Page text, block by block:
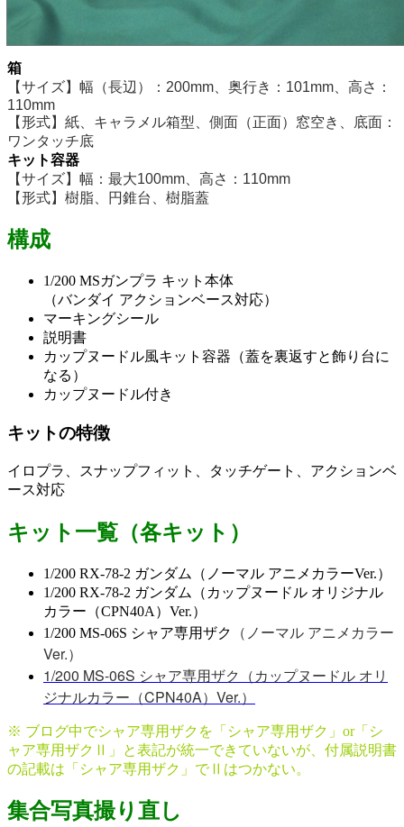
箱
【サイズ】幅（長辺）：200mm、奥行き：101mm、高さ：
110mm
【形式】紙、キャラメル箱型、側面（正面）窓空き、底面：
ワンタッチ底
キット容器
【サイズ】幅：最大100mm、高さ：110mm
【形式】樹脂、円錐台、樹脂蓋
構成
1/200 MSガンプラ キット本体
（バンダイ アクションベース対応）
マーキングシール
説明書
カップヌードル風キット容器（蓋を裏返すと飾り台に
なる）
カップヌードル付き
キットの特徴
イロプラ、スナップフィット、タッチゲート、アクションベ
ース対応
キット一覧（各キット）
1/200 RX-78-2 ガンダム（ノーマル アニメカラーVer.）
1/200 RX-78-2 ガンダム（カップヌードル オリジナル
カラー（CPN40A）Ver.）
1/200 MS-06S シャア専用ザク
（ノーマル アニメカラー
Ver.）
1/200 MS-06S シャア専用ザク（カップヌードル オリ
ジナルカラー（CPN40A）Ver.）
※ ブログ中でシャア専用ザクを「シャア専用ザク」or「シ
ャア専用ザクⅡ」と表記が統一できていないが、付属説明書
の記載は「シャア専用ザク」でⅡはつかない。
集合写真撮り直し